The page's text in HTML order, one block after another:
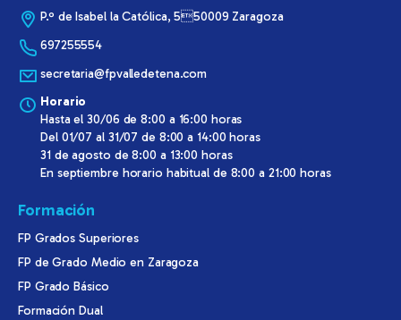
P.º de Isabel la Católica, 550009 Zaragoza
697255554
secretaria@fpvalledetena.com
Horario
Hasta el 30/06 de 8:00 a 16:00 horas
Del 01/07 al 31/07 de 8:00 a 14:00 horas
31 de agosto de 8:00 a 13:00 horas
En septiembre horario habitual de 8:00 a 21:00 horas
Formación
FP Grados Superiores
FP de Grado Medio en Zaragoza
FP Grado Básico
Formación Dual